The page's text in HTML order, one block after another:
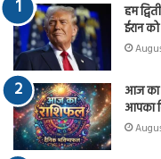
हम
ईरान
आज का
आपका